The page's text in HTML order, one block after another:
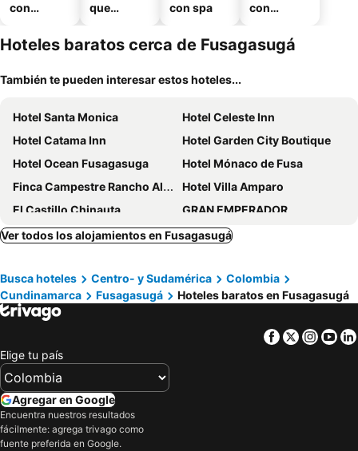
con
que
mascotas
con spa
con
miento
Hoteles baratos cerca de Fusagasugá
También te pueden interesar estos hoteles...
Hotel Santa Monica
Hotel Celeste Inn
Hotel Catama Inn
Hotel Garden City Boutique
Hotel Ocean Fusagasuga
Hotel Mónaco de Fusa
Finca Campestre Rancho Alegre
Hotel Villa Amparo
El Castillo Chinauta
GRAN EMPERADOR
Hotel Central Fusa
Hotel Barcelona Chinauta
Hacienda El Novillero
Finca Cafetera Las Mercedes
Royal Casablanca
Hotel Spa La Buena Vida
HOTEL GRAND BOUTIQUE
CASA DEL ÁRBOL, Romántico, Piscina, en Chinauta, el mejor clima
Finca El Ensueño
Madaura de Aventura Y Centro De Convenciones
Parque Zabal
Orquidea Fusa
El Secreto Campestre
Ver todos los alojamientos en Fusagasugá
Busca hoteles Centro- y Sudamérica
Colombia
Cundinamarca
Fusagasugá Hoteles baratos en Fusagasugá
Facebook
Twitter
Elige tu país
Agregar en Google
Encuentra nuestros resultados
fácilmente: agrega trivago como
fuente preferida en Google.